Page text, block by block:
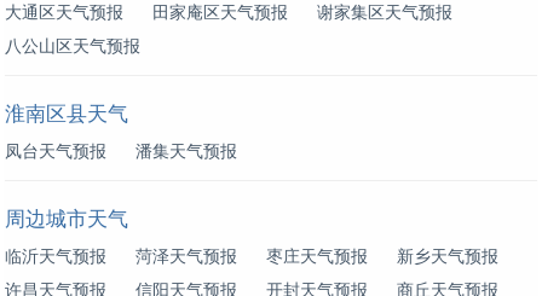
大通区天气预报 田家庵区天气预报
谢家集区天气预报
八公山区天气预报
淮南区县天气
凤台天气预报 潘集天气预报
周边城市天气
临沂天气预报 菏泽天气预报 枣庄天气预报
新乡天气预报
许昌天气预报
信阳天气预报 开封天气预报 商丘天气预报